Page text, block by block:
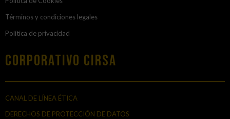
Términos y condiciones legales
Política de privacidad
Corporativo Cirsa
CANAL DE LÍNEA ÉTICA
DERECHOS DE PROTECCIÓN DE DATOS